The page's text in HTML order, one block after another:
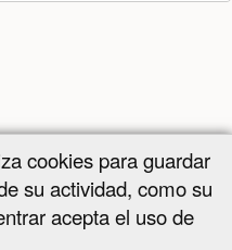
de este wiki esta sujeto a
4.0 International
cookies para guardar
su actividad, como su
acepta el uso de